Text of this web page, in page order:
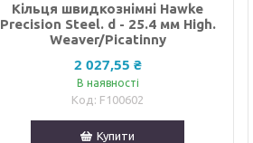
Кільця швидкознімні Hawke
Precision Steel. d - 25.4 мм High.
Weaver/Picatinny
2 027,55 ₴
В наявності
F100602
Купити